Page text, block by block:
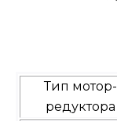
Тип мотор-
редуктора